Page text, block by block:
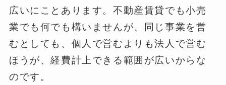
広いにことあります。不動産賃貸でも小売
業でも何でも構いませんが、同じ事業を営
むとしても、個人で営むよりも法人で営む
ほうが、経費計上できる範囲が広いからな
のです。